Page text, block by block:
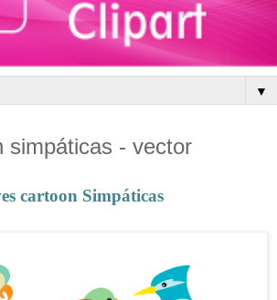
▼
simpáticas - vector
cartoon Simpáticas